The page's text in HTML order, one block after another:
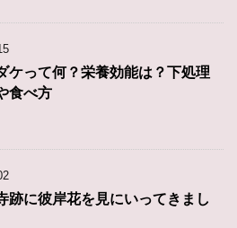
ケって何？栄養効能は？下処理
食べ方
跡に彼岸花を見にいってきまし